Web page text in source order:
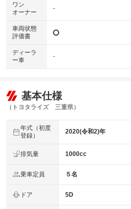
ワン
オーナー
-
車両状態
評価書
ディーラ
ー車
-
基本仕様
（トヨタライズ 三重県）
年式（初度
登録）
2020(令和2)年
排気量 1000cc
乗車定員 ５名
ドア 5D